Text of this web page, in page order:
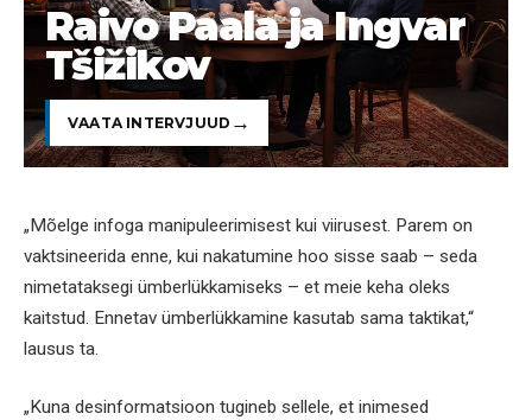
Raivo Paala ja Ingvar
Tšižikov
VAATA INTERVJUUD
„Mõelge infoga manipuleerimisest kui viirusest. Parem on
vaktsineerida enne, kui nakatumine hoo sisse saab – seda
nimetataksegi ümberlükkamiseks – et meie keha oleks
kaitstud. Ennetav ümberlükkamine kasutab sama taktikat,“
lausus ta.
„Kuna desinformatsioon tugineb sellele, et inimesed